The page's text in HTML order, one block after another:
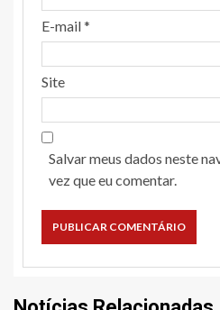
E-mail*
Site
Salvar meus dados neste
vez que eu comentar.